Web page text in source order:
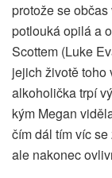
protože se
potlouká opilá a
Scottem (Luke
jejich životě toho
alkoholička trpí
kým Megan
čím dál tím víc
ale nakonec